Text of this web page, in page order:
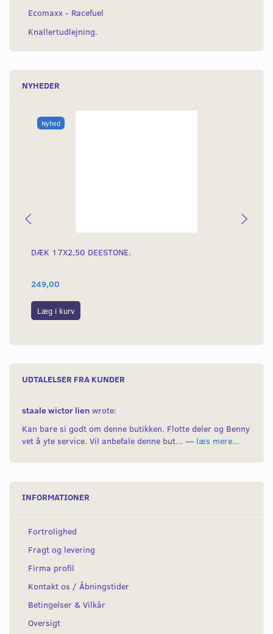
Ecomaxx - Racefuel
Knallertudlejning.
NYHEDER
Nyhed
DÆK 17X2,50 DEESTONE.
249,00
Læg i kurv
UDTALELSER FRA KUNDER
staale wictor lien wrote:
Kan bare si godt om denne butikken. Flotte deler og Benny
vet å yte service. Vil anbefale denne but... — læs mere...
INFORMATIONER
Fortrolighed
Fragt og levering
Firma profil
Kontakt os / Åbningstider
Betingelser & Vilkår
Oversigt